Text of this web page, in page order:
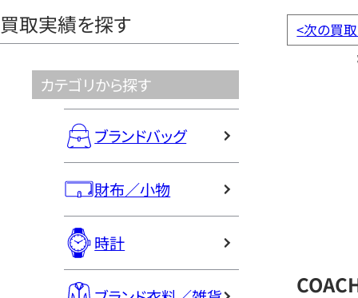
買取実績を探す
カテゴリから探す
ブランドバッグ
財布／小物
時計
<次の買